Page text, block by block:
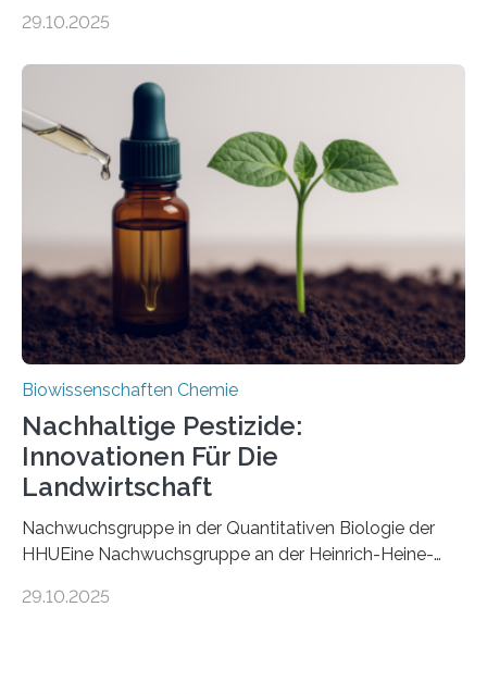
Forschende die bisher älteste bekannte Stechmücken-
Region Kachin in Myanmar und hat sich in
ausgezeichnetem Zustand erhalten. Es konnte als neue
Art einer neuen Gattung beschrieben werden und trägt
nun den Namen Cretosabethes primaevus. Dieser erste
fossile Nachweis einer Stechmückenlarve in Bernstein
stellt gleichzeitig den ersten Fossilfund einer
Mückenlarve aus dem Mesozoikum dar, denn…
29.10.2025
Biowissenschaften Chemie
Nachhaltige Pestizide:
Innovationen Für Die
Landwirtschaft
Nachwuchsgruppe in der Quantitativen Biologie der
HHUEine Nachwuchsgruppe an der Heinrich-Heine-
fünf Jahren erforschen, wie Bakterien auf
29.10.2025